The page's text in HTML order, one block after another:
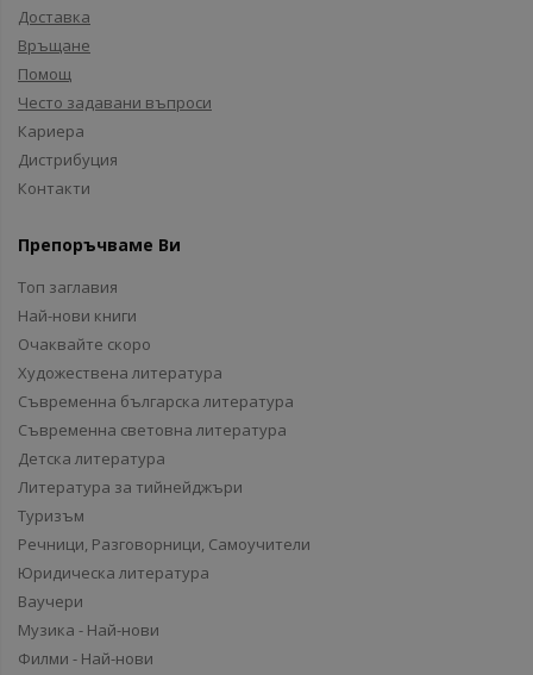
Доставка
Връщане
Помощ
Често задавани въпроси
Кариера
Дистрибуция
Контакти
Препоръчваме Ви
Топ заглавия
Най-нови книги
Очаквайте скоро
Художествена литература
Съвременна българска литература
Съвременна световна литература
Детска литература
Литература за тийнейджъри
Туризъм
Речници, Разговорници, Самоучители
Юридическа литература
Ваучери
Музика - Най-нови
Филми - Най-нови